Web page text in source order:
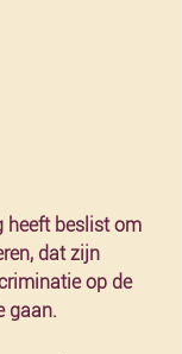
heeft beslist om
dat zijn
op de
gaan.